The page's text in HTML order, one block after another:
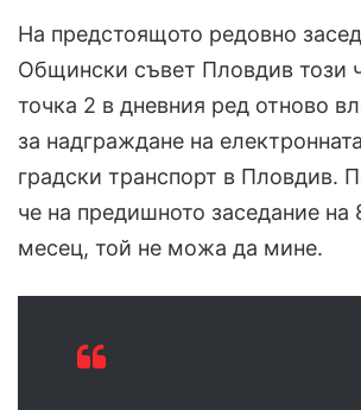
На предстоящото редовно
Общински съвет Пловдив този
точка 2 в дневния ред отново
за надграждане на
градски транспорт в Пловдив.
че на предишното заседание на
месец, той не можа да мине.